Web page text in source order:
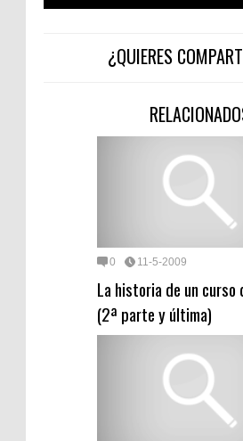
¿QUIERES
0 11-5-2009
La historia de un curso
(2ª parte y última)